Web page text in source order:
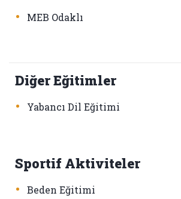
• MEB Odaklı
Diğer Eğitimler
• Yabancı Dil Eğitimi
Sportif Aktiviteler
• Beden Eğitimi